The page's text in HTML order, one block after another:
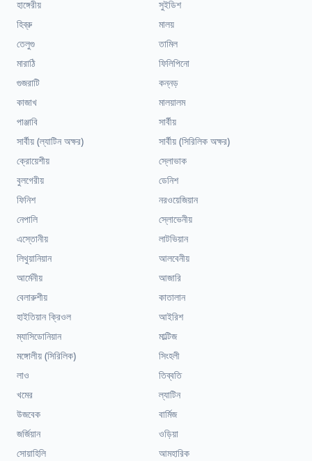
হাঙ্গেরীয়
সুইডিশ
হিব্রু
মালয়
তেলুগু
তামিল
মারাঠি
ফিলিপিনো
গুজরাটি
কন্নড়
কাজাখ
মালয়ালম
পাঞ্জাবি
সার্বীয়
সার্বীয় (ল্যাটিন অক্ষর)
সার্বীয় (সিরিলিক অক্ষর)
ক্রোয়েশীয়
স্লোভাক
বুলগেরীয়
ডেনিশ
ফিনিশ
নরওয়েজিয়ান
নেপালি
স্লোভেনীয়
এস্তোনীয়
লাটভিয়ান
লিথুয়ানিয়ান
আলবেনীয়
আর্মেনীয়
আজারি
বেলারুশীয়
কাতালান
হাইতিয়ান ক্রিওল
আইরিশ
ম্যাসিডোনিয়ান
মাল্টিজ
মঙ্গোলীয় (সিরিলিক)
সিংহলী
লাও
তিব্বতি
খমের
ল্যাটিন
উজবেক
বার্মিজ
জর্জিয়ান
ওড়িয়া
সোয়াহিলি
আমহারিক